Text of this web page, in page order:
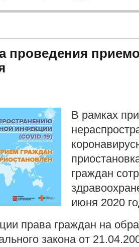
проведения
В рамках
граждан
июня 2020
права граждан на
закона от